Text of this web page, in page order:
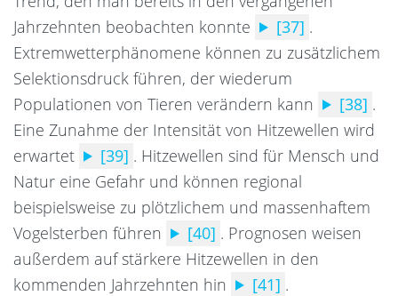
Jahrzehnten beobachten konnte
[37] .
Extremwetterphänomene können zu zusätzlichem
Selektionsdruck führen, der wiederum
Populationen von Tieren verändern kann
[38] .
Eine Zunahme der Intensität von Hitzewellen wird
erwartet
[39] . Hitzewellen sind für Mensch und
Natur eine Gefahr und können regional
beispielsweise zu plötzlichem und massenhaftem
Vogelsterben führen
[40] . Prognosen weisen
außerdem auf stärkere Hitzewellen in den
kommenden Jahrzehnten hin
[41] .